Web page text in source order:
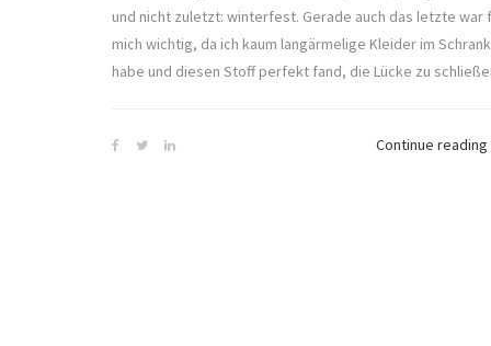
und nicht zuletzt: winterfest. Gerade auch das letzte war
mich wichtig, da ich kaum langärmelige Kleider im Schrank
habe und diesen Stoff perfekt fand, die Lücke zu
Continue reading